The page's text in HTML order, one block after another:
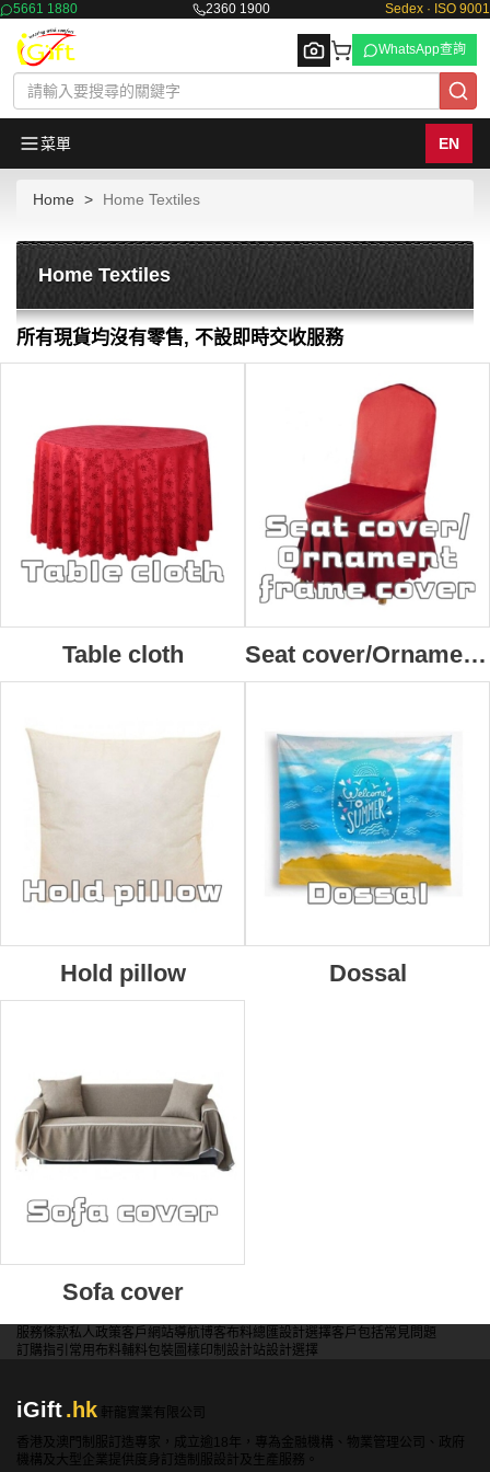
5661 1880 2360 1900 Sedex · ISO 9001
WhatsApp查詢
菜單 EN
Home Home Textiles
Home Textiles
所有現貨均沒有零售, 不設即時交收服務
Table cloth Seat cover/Ornament frame cover
Hold pillow Dossal
Sofa cover
服務條款私人政策客戶 網站導航博客布料總匯設計選擇客戶包括常見問題
訂購指引 常用布料輔料包裝 圖樣印制 設計站設計選擇
iGift.hk
軒龍實業有限公司
香港及澳門制服訂造專家，成立逾18年，專為金融機構、物業管理公司、政府
機構及大型企業提供度身訂造制服設計及生產服務。